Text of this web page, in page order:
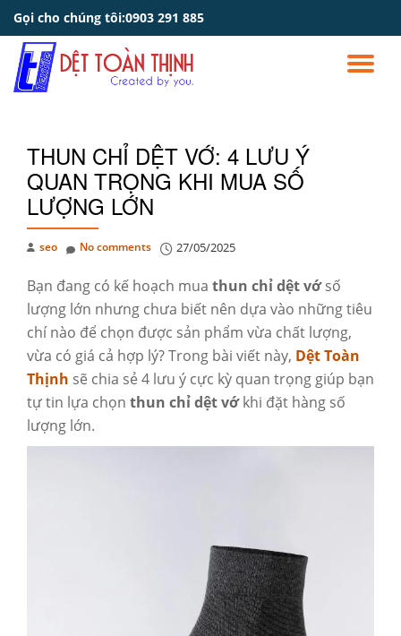
content
Gọi cho chúng tôi:0903 291 885
THUN CHỈ DỆT VỚ: 4 LƯU Ý
QUAN TRỌNG KHI MUA SỐ
LƯỢNG LỚN
seo 27/05/2025
No comments
Bạn đang có kế hoạch mua thun chỉ dệt vớsố
lượng lớn nhưng chưa biết nên dựa vào những tiêu
chí nào để chọn được sản phẩm vừa chất lượng,
vừa có giá cả hợp lý? Trong bài viết này, Dệt Toàn
Thịnh sẽ chia sẻ 4 lưu ý cực kỳ quan trọng giúp bạn
tự tin lựa chọn thun chỉ dệt vớkhi đặt hàng số
lượng lớn.